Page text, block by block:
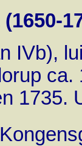
IVb),
1735.